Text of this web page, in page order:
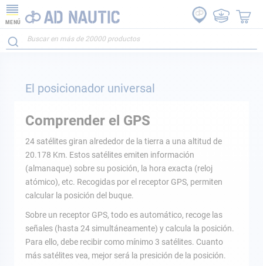
MENÚ
El posicionador universal
Comprender el GPS
24 satélites giran alrededor de la tierra a una altitud de
20.178 Km. Estos satélites emiten información
(almanaque) sobre su posición, la hora exacta (reloj
atómico), etc. Recogidas por el receptor GPS, permiten
calcular la posición del buque.
Sobre un receptor GPS, todo es automático, recoge las
señales (hasta 24 simultáneamente) y calcula la posición.
Para ello, debe recibir como mínimo 3 satélites. Cuanto
más satélites vea, mejor será la presición de la posición.